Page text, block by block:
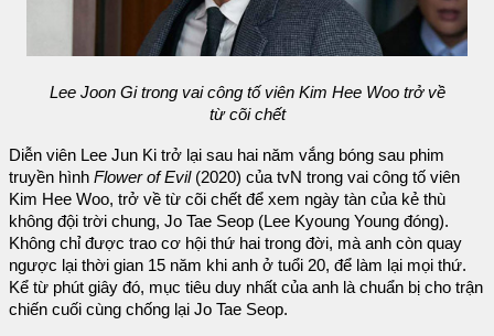
Lee Joon Gi trong vai công tố viên Kim Hee Woo trở về
từ cõi chết
Diễn viên Lee Jun Ki trở lại sau hai năm vắng bóng sau phim
truyền hình Flower of Evil(2020) của tvN trong vai công tố viên
Kim Hee Woo, trở về từ cõi chết để xem ngày tàn của kẻ thù
không đội trời chung, Jo Tae Seop (Lee Kyoung Young đóng).
Không chỉ được trao cơ hội thứ hai trong đời, mà anh còn quay
ngược lại thời gian 15 năm khi anh ở tuổi 20, để làm lại mọi thứ.
Kể từ phút giây đó, mục tiêu duy nhất của anh là chuẩn bị cho trận
chiến cuối cùng chống lại Jo Tae Seop.